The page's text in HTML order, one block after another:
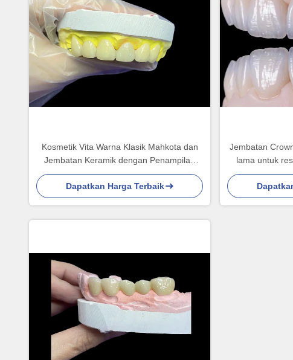
Kosmetik Vita Warna Klasik Mahkota dan
Jembatan Keramik dengan Penampilan
Alam yang Tepat dan Pilihan yang Dapat
Dikustomisasi
Dapatkan Harga Terbaik
Jembatan
lama untuk